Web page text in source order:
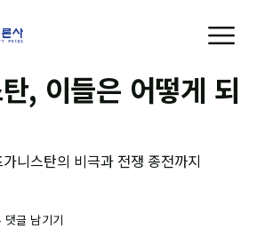
, 이들은 어떻게 되
니스탄의 비극과 전쟁 종전까지
댓글 남기기